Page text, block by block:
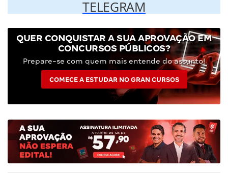
TELEGRAM
QUER CONQUISTAR A SUA APROVAÇÃO EM
CONCURSOS PÚBLICOS?
Prepare-se com quem mais entende do assunto!
COMECE A ESTUDAR NO GRAN CURSOS